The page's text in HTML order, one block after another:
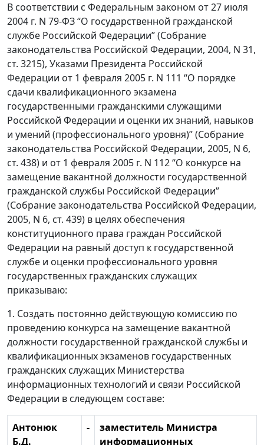
В соответствии с Федеральным законом от 27 июля
2004 г. N 79-ФЗ “О государственной гражданской
службе Российской Федерации” (Собрание
законодательства Российской Федерации, 2004, N 31,
ст. 3215), Указами Президента Российской
Федерации от 1 февраля 2005 г. N 111 “О порядке
сдачи квалификационного экзамена
государственными гражданскими служащими
Российской Федерации и оценки их знаний, навыков
и умений (профессионального уровня)” (Собрание
законодательства Российской Федерации, 2005, N 6,
ст. 438) и от 1 февраля 2005 г. N 112 “О конкурсе на
замещение вакантной должности государственной
гражданской службы Российской Федерации”
(Собрание законодательства Российской Федерации,
2005, N 6, ст. 439) в целях обеспечения
конституционного права граждан Российской
Федерации на равный доступ к государственной
службе и оценки профессионального уровня
государственных гражданских служащих
приказываю:
1. Создать постоянно действующую комиссию по
проведению конкурса на замещение вакантной
должности государственной гражданской службы и
квалификационных экзаменов государственных
гражданских служащих Министерства
информационных технологий и связи Российской
Федерации в следующем составе:
Антонюк
Б.Д.
-
заместитель Министра
информационных